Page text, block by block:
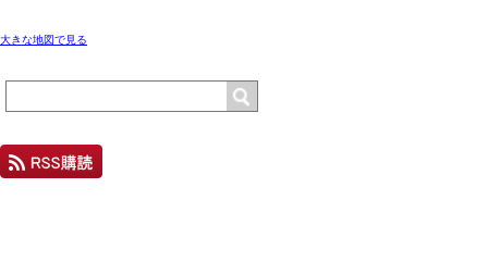
大きな地図で見る